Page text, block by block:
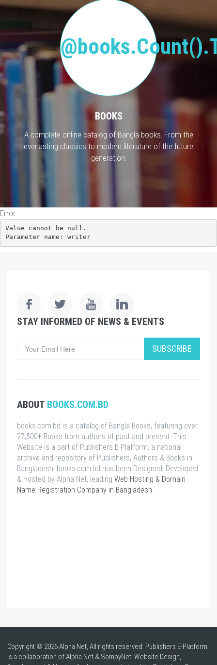
BOOKS
A complete online catalog of Bangla books. From the
everlasting classics to modern literature of the future
generation.
Error:
Value cannot be null.
Parameter name: writer
STAY INFORMED OF NEWS & EVENTS
SUBSCRIBE
ABOUT BOOKS.COM.BD
books.com.bd is a catalog of Bangla Books, featuring over
27,500+ Books from authors of past and present. This
Website is a part of Publishers E-Platform, a national
archive and repository of Publishers, Authors & Books in
Bangladesh. books.com.bd has been Designed, Developed
& Hosted by Alpha Net, leading Web Hosting & Domain
Name Registration Company in Bangladesh
Copyright © 2026 Alpha Net, All rights reserved. Publishers E-Platform
is a collaboration of Alpha Net & SomoyNet. Website Design,